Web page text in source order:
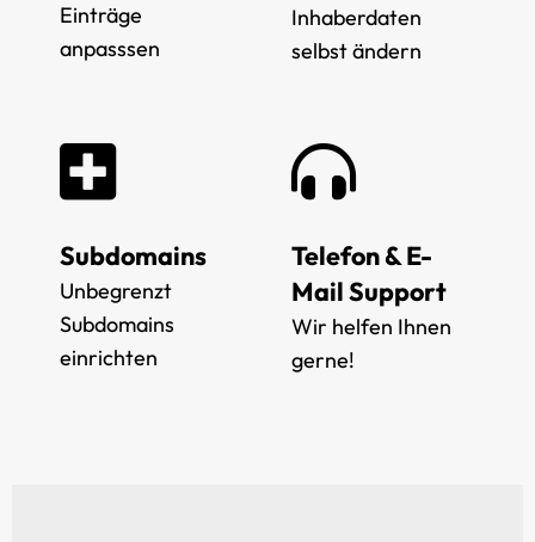
Einträge
anpasssen
Inhaberdaten
selbst ändern
Subdomains
Unbegrenzt
Subdomains
einrichten
Telefon & E-
Mail Support
Wir helfen Ihnen
gerne!